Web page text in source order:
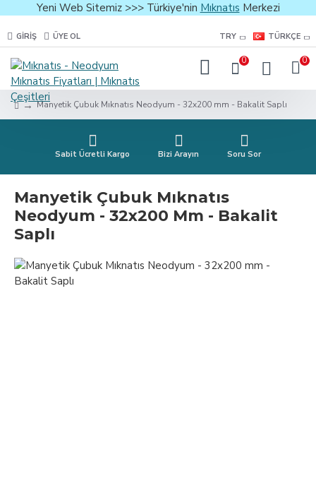
Yeni Web Sitemiz >>> Türkiye'nin Mıknatıs Merkezi
GIRIŞ ÜYE OL TRY TÜRKÇE
0 0
Manyetik Çubuk Mıknatıs Neodyum - 32x200 mm - Bakalit Saplı
Sabit Ücretli Kargo Bizi Arayın Soru Sor
Manyetik Çubuk Mıknatıs
Neodyum - 32x200 Mm - Bakalit
Saplı